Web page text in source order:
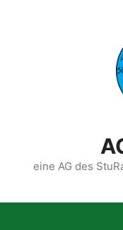
eine AG des